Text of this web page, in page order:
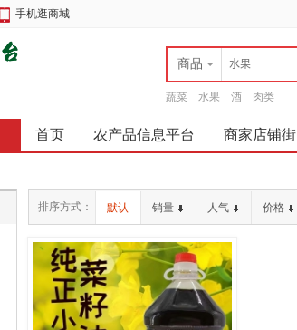
手机逛商城
商品
蔬菜 水果 酒 肉类
首页 农产品信息平台 商家店铺街
排序方式： 默认 销量 人气 价格